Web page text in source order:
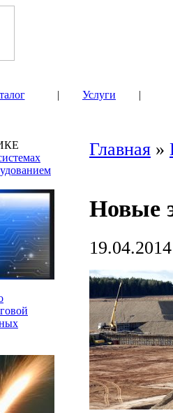
| Услуги |
Главная »
Новые
19.04.2014